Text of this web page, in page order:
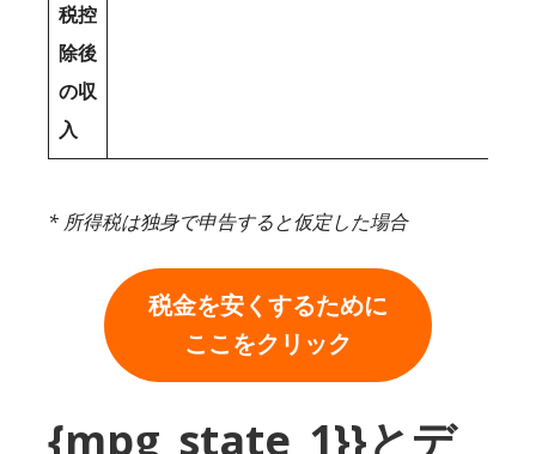
税控
除後
の収
入
* 所得税は独身で申告すると仮定した場合
税金を安くするために
ここをクリック
{mpg_state_1}}とデ